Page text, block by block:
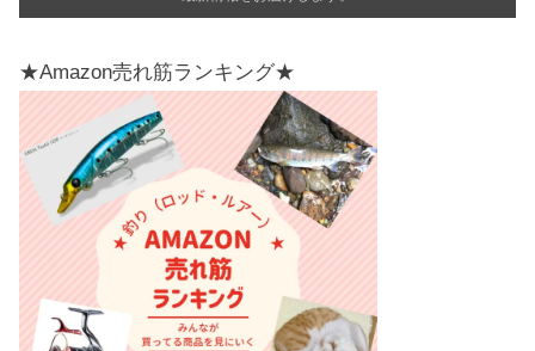
★Amazon売れ筋ランキング★